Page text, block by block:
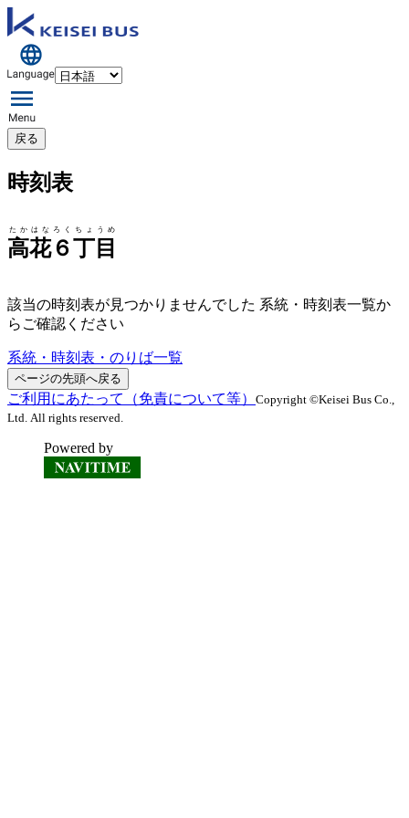
戻る
時刻表
高花６丁目
たかはなろくちょうめ
該当の時刻表が見つかりませんでした 系統・時刻表一覧か
らご確認ください
系統・時刻表・のりば一覧
ページの先頭へ戻る
ご利用にあたって（免責について等） Copyright ©Keisei Bus Co.,
Ltd. All rights reserved.
Powered by